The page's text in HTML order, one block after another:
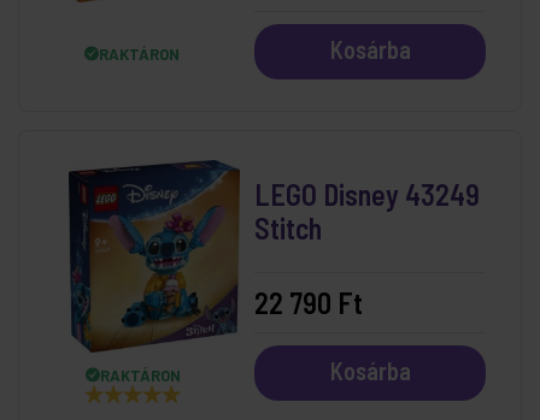
RAKTÁRON Kosárba
RAKTÁRON
LEGO Disney 43249
Stitch
22 790 Ft
Kosárba